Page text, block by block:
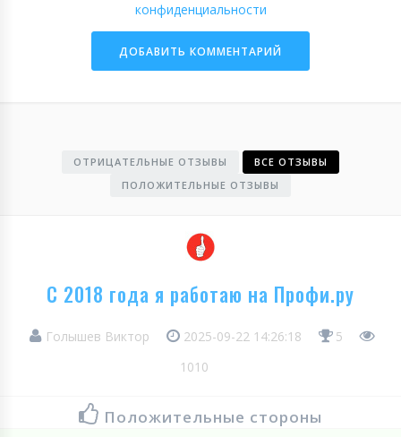
конфиденциальности
ОТРИЦАТЕЛЬНЫЕ ОТЗЫВЫ
ВСЕ ОТЗЫВЫ
ПОЛОЖИТЕЛЬНЫЕ ОТЗЫВЫ
С 2018 года я работаю на Профи.ру
Голышев Виктор 2025-09-22 14:26:18
5
1010
Положительные стороны